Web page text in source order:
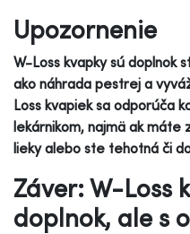
Upozornenie
W-Loss kvapky sú doplnok
ako náhrada pestrej a
Loss kvapiek sa odporúča
lekárnikom, najmä ak
lieky alebo ste tehotná či
Záver: W-Loss
doplnok, ale s